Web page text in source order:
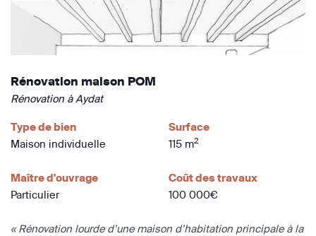
Rénovation maison POM
Rénovation à Aydat
Type de bien
Maison individuelle
Surface
115 m2
Maître d'ouvrage
Particulier
Coût des travaux
100 000€
« Rénovation lourde d’une maison d’habitation principale à la